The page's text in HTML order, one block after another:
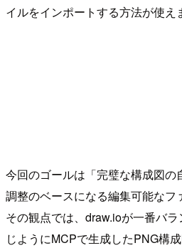
イルをインポートする方法が使え
今回のゴールは「完璧な構成図の
調整のベースになる編集可能なフ
その観点では、draw.ioが一番バ
じようにMCPで生成したPNG構